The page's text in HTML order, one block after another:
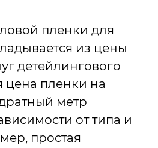
пленки для
из цены
детейлингового
цена пленки на
метр
от типа и
простая